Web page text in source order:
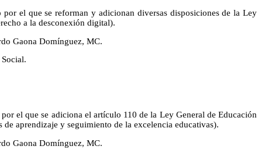
el que se reforman y adicionan diversas disposiciones de la Ley
a la desconexión digital).
Gaona Domínguez, MC.
el que se adiciona el artículo 110 de la Ley General de Educación
de aprendizaje y seguimiento de la excelencia educativas).
Gaona Domínguez, MC.